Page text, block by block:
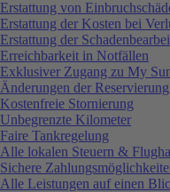
Erstattung von
Erstattung der Kosten bei
Erstattung der
Erreichbarkeit in Notfällen
Exklusiver Zugang zu My
Änderungen der
Kostenfreie Stornierung
Unbegrenzte Kilometer
Faire Tankregelung
Alle lokalen Steuern &
Sichere
Alle Leistungen auf einen